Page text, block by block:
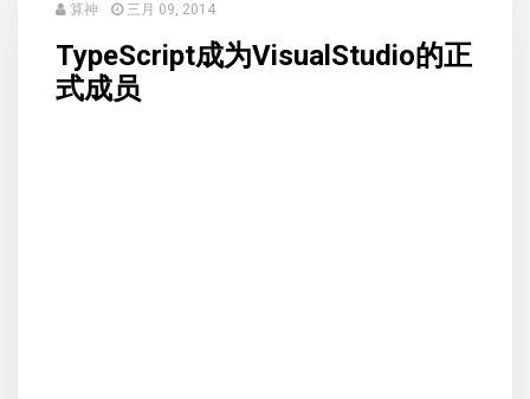
算神 三月 09, 2014
TypeScript成为VisualStudio的正
式成员